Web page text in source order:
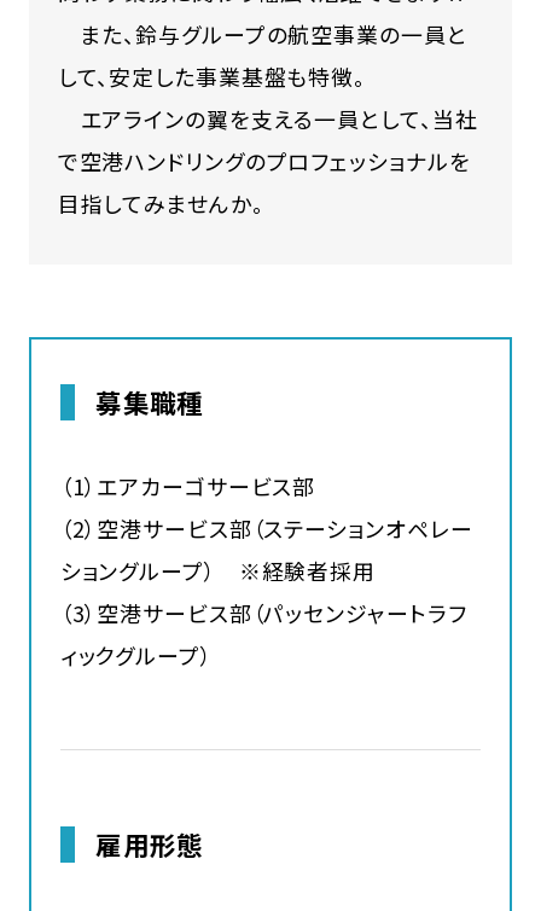
また、鈴与グループの航空事業の一員と
して、安定した事業基盤も特徴。
エアラインの翼を支える一員として、当社
で空港ハンドリングのプロフェッショナルを
目指してみませんか。
募集職種
（1）エアカーゴサービス部
（2）空港サービス部（ステーションオペレー
ショングループ） ※経験者採用
（3）空港サービス部（パッセンジャートラフ
ィックグループ）
雇用形態